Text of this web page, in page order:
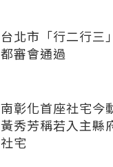
台北市「行二行三
都審會通過
南彰化首座社宅今
黃秀芳稱若入主縣
社宅